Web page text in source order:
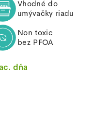
Vhodné do
umývačky riadu
Non toxic
bez PFOA
dňa